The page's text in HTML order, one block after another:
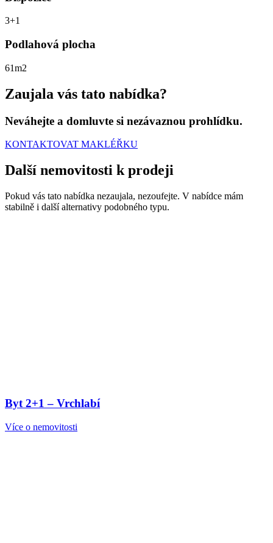
3+1
Podlahová plocha
61m2
Zaujala vás tato nabídka?
Neváhejte a domluvte si nezávaznou prohlídku.
KONTAKTOVAT MAKLÉŘKU
Další nemovitosti k prodeji
Pokud vás tato nabídka nezaujala, nezoufejte. V nabídce mám
stabilně i další alternativy podobného typu.
Byt 2+1 – Vrchlabí
Více o nemovitosti